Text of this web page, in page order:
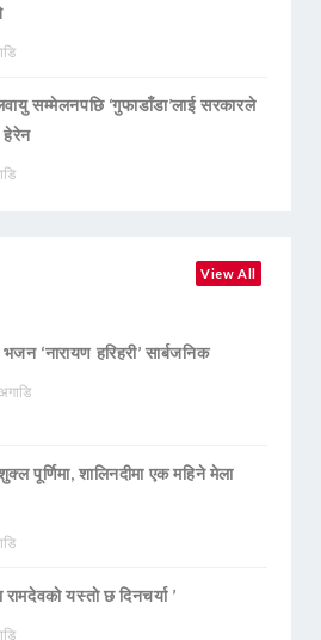
सम्मेलनपछि ‘गुफाडाँडा’लाई सरकारले
हेरेन
View All
‘नारायण हरिहरी’ सार्बजनिक
पूर्णिमा, शालिनदीमा एक महिने मेला
रामदेवकाे यस्ताे छ दिनचर्या ’